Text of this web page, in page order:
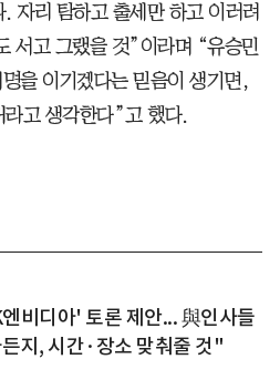
자리 탐하고 출세만 하고 이러려
서고 그랬을 것”이라며 “유승민
을 이기겠다는 믿음이 생기면,
고 생각한다”고 했다.
비디아' 토론 제안... 與인사들
지, 시간·장소 맞춰줄 것"